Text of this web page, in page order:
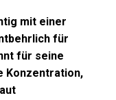
mit einer
für
für seine
Konzentration,